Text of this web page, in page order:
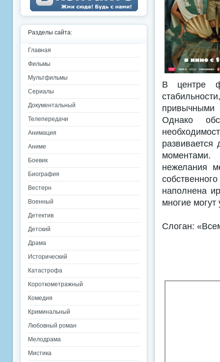
В центре
Однако
развивается
моментами.
нежелания
наполнена
многие могут
Слоган:
Разделы сайта:
Главная
Фильмы
Мультфильмы
Сериалы
Документальный
Телепередачи
Анимация
Аниме
Боевик
Биография
Вестерн
Военный
Детектив
Детский
Драма
Исторический
Катастрофа
Короткометражный
Комедия
Криминальный
Любовный роман
Мелодрама
Мистика